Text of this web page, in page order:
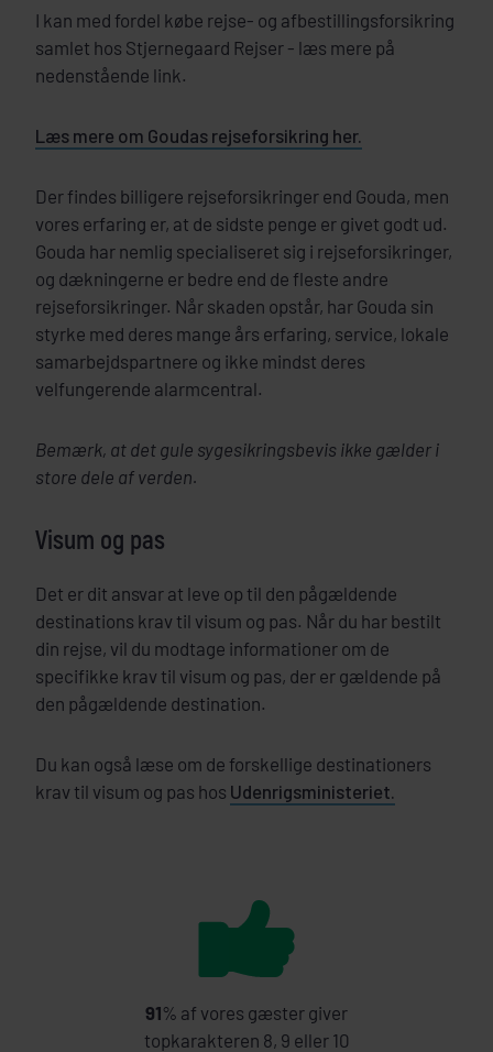
I kan med fordel købe rejse- og afbestillingsforsikring
samlet hos Stjernegaard Rejser - læs mere på
nedenstående link.
Læs mere om Goudas rejseforsikring her.
Der findes billigere rejseforsikringer end Gouda, men
vores erfaring er, at de sidste penge er givet godt ud.
Gouda har nemlig specialiseret sig i rejseforsikringer,
og dækningerne er bedre end de fleste andre
rejseforsikringer. Når skaden opstår, har Gouda sin
styrke med deres mange års erfaring, service, lokale
samarbejdspartnere og ikke mindst deres
velfungerende alarmcentral.
Bemærk, at det gule sygesikringsbevis ikke gælder i
store dele af verden.
Visum og pas
Det er dit ansvar at leve op til den pågældende
destinations krav til visum og pas. Når du har bestilt
din rejse, vil du modtage informationer om de
specifikke krav til visum og pas, der er gældende på
den pågældende destination.
Du kan også læse om de forskellige destinationers
krav til visum og pas hos Udenrigsministeriet.
91% af vores gæster giver
topkarakteren 8, 9 eller 10